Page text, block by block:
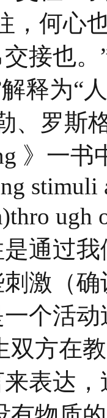
，何心
接也
释为“
、罗斯
》一
ugh
通过
激（
个活
双方在
表达